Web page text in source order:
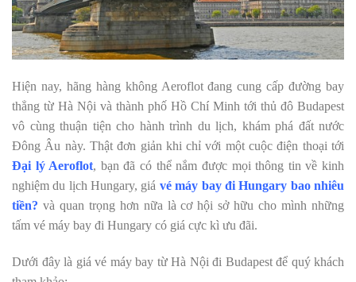
Hiện nay, hãng hàng không Aeroflot đang cung cấp đường bay
thẳng từ Hà Nội và thành phố Hồ Chí Minh tới thủ đô Budapest
vô cùng thuận tiện cho hành trình du lịch, khám phá đất nước
Đông Âu này. Thật đơn giản khi chỉ với một cuộc điện thoại tới
Đại lý Aeroflot, bạn đã có thể nắm được mọi thông tin về kinh
nghiệm du lịch Hungary, giá vé máy bay đi Hungary bao nhiêu
tiền? và quan trọng hơn nữa là cơ hội sở hữu cho mình những
tấm vé máy bay đi Hungary có giá cực kì ưu đãi.
Dưới đây là giá vé máy bay từ Hà Nội đi Budapest để quý khách